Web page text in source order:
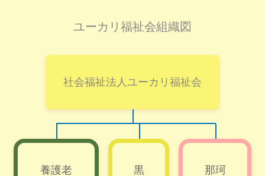
ユーカリ福祉会組織図
社会福祉法人ユーカリ福祉会
養護老 黒 那珂